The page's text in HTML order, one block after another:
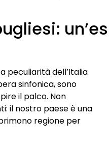
peculiarità dell’Italia
sinfonica, sono
il palco. Non
il nostro paese è una
regione per